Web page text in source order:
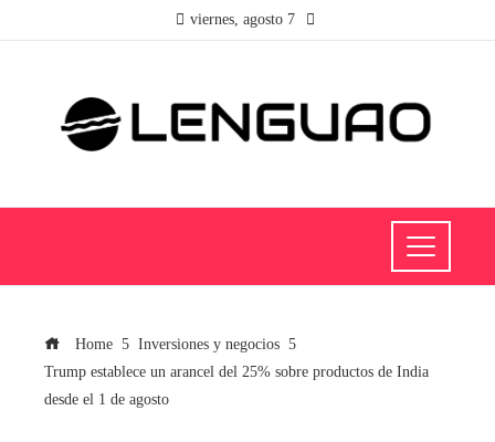
viernes, agosto 7
Home
Inversiones y negocios
Trump establece un arancel del 25% sobre productos de India
desde el 1 de agosto